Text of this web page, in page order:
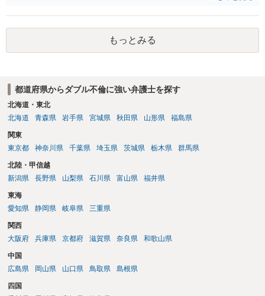
が、期限を守らないのもご不安という場合には、「弁護士に相談して
から連絡するので少々お待ちください」という旨の連絡を入れておく
こともあります。 ２について 求償権の請求と婚約破棄の慰謝料請求
は、法的には別の議論ではありますが、事実上の繋がりがないわけで
負担割合が高くなり、婚約破棄の慰謝料も払う必要が生じるという可
能性もないわけではありません。 ただし、法律上重婚は認められてい
ないので、既婚者同士の婚約が成立するかといわれると、成立しない
際には、清算条項という定めを設けることがほとんどです。 清算条項
を定めることによって、「これをもってお互いに今後一切請求しな
い」ことを双方が誓約することになります。 上記はあくまでも一般論
答ができるかと存じます。 弁護士に相談すべき事案かと存じますの
で、お早めにご相談されることをお勧めいたします。
もっとみる
都道府県からダブル不倫に強い弁護士を探す
北海道・東北
北海道
青森県 岩手県 宮城県 秋田県 山形県 福島県
関東
東京都
神奈川県 千葉県 埼玉県 茨城県 栃木県 群馬県
北陸・甲信越
新潟県
長野県 山梨県 石川県 富山県 福井県
東海
愛知県
静岡県 岐阜県 三重県
関西
大阪府
兵庫県 京都府 滋賀県 奈良県 和歌山県
中国
広島県
岡山県 山口県 鳥取県 島根県
四国